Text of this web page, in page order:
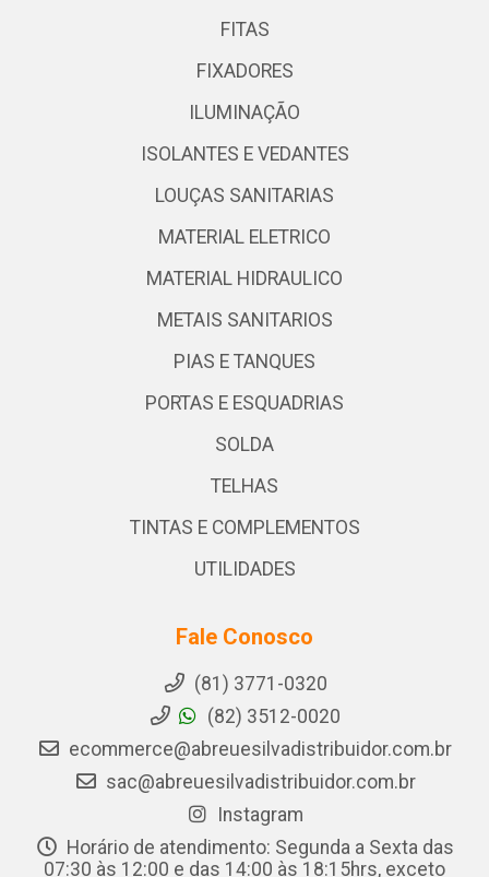
FITAS
FIXADORES
ILUMINAÇÃO
ISOLANTES E VEDANTES
LOUÇAS SANITARIAS
MATERIAL ELETRICO
MATERIAL HIDRAULICO
METAIS SANITARIOS
PIAS E TANQUES
PORTAS E ESQUADRIAS
SOLDA
TELHAS
TINTAS E COMPLEMENTOS
UTILIDADES
Fale Conosco
(81) 3771-0320
(82) 3512-0020
ecommerce@abreuesilvadistribuidor.com.br
sac@abreuesilvadistribuidor.com.br
Instagram
Horário de atendimento: Segunda a Sexta das
07:30 às 12:00 e das 14:00 às 18:15hrs, exceto